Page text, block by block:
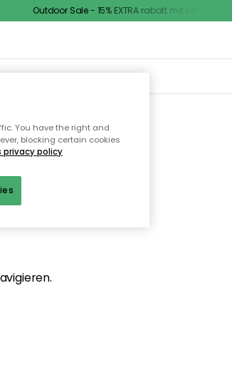
Outdoor Sale - 15% EXTRA rabatt mit code
OUTDOOR-MÖBEL
nicht
You have the right and
blocking certain cookies
privacy policy